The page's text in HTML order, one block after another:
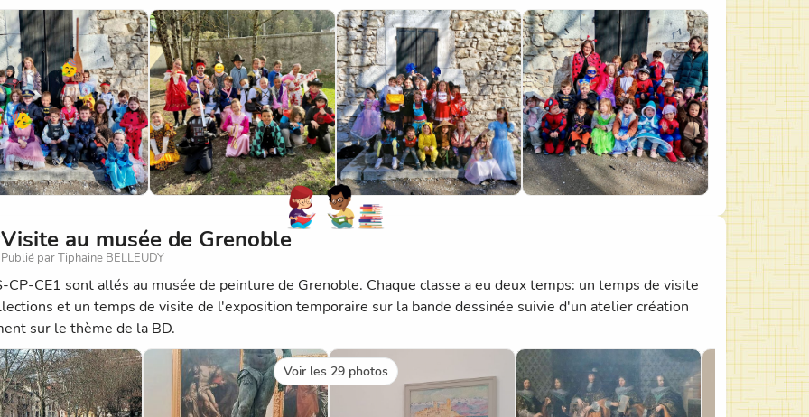
Visite au musée de Grenoble
Publié par Tiphaine BELLEUDY
CP-CE1 sont allés au musée de peinture de Grenoble. Chaque classe a eu deux temps: un temps de visite
et un temps de visite de l'exposition temporaire sur la bande dessinée suivie d'un atelier création
sur le thème de la BD.
Voir les 29 photos